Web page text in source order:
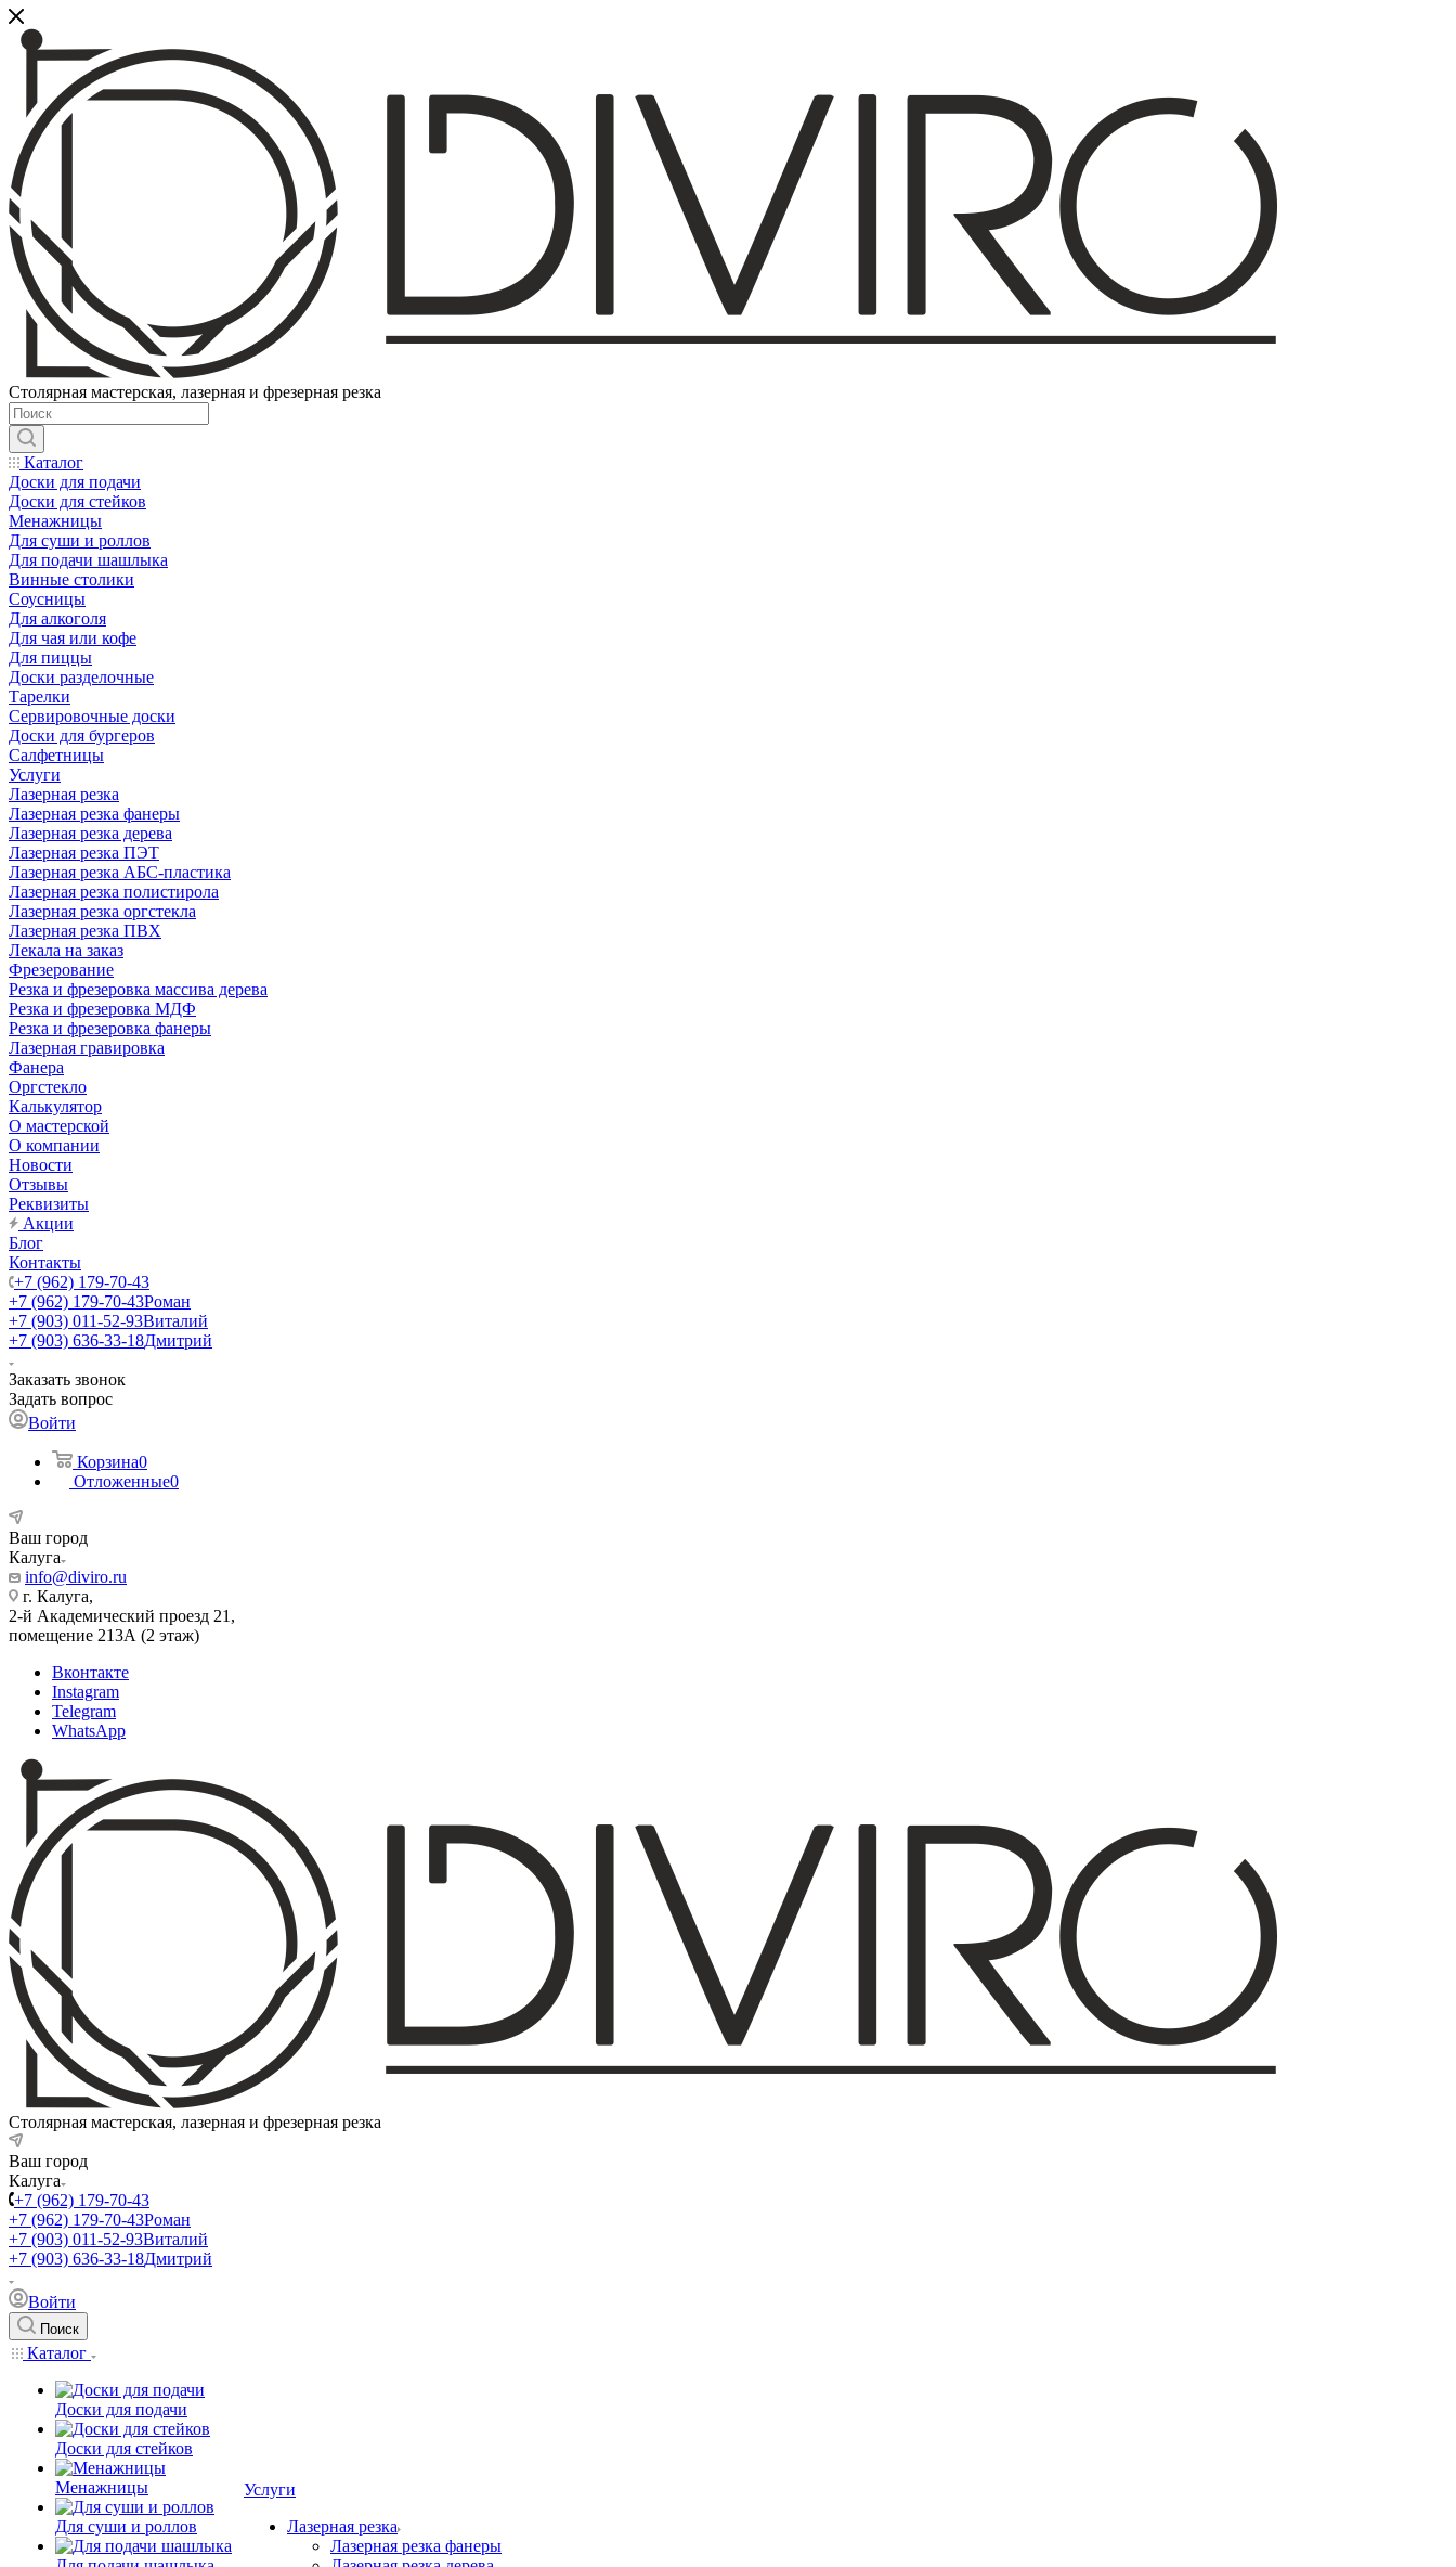
Столярная мастерская, лазерная и фрезерная резка
Каталог
Доски для подачи
Доски для стейков
Менажницы
Для суши и роллов
Для подачи шашлыка
Винные столики
Соусницы
Для алкоголя
Для чая или кофе
Для пиццы
Доски разделочные
Тарелки
Сервировочные доски
Доски для бургеров
Салфетницы
Услуги
Лазерная резка
Лазерная резка фанеры
Лазерная резка дерева
Лазерная резка ПЭТ
Лазерная резка АБС-пластика
Лазерная резка полистирола
Лазерная резка оргстекла
Лазерная резка ПВХ
Лекала на заказ
Фрезерование
Резка и фрезеровка массива дерева
Резка и фрезеровка МДФ
Резка и фрезеровка фанеры
Лазерная гравировка
Фанера
Орг­стек­ло
Калькулятор
О мастерской
О компании
Новости
Отзывы
Реквизиты
Акции
Блог
Контакты
+7 (962) 179-70-43
+7 (962) 179-70-43Роман
+7 (903) 011-52-93Виталий
+7 (903) 636-33-18Дмитрий
Заказать звонок
Задать вопрос
Войти
Корзина0
Отложенные0
Ваш город
Калуга
info@diviro.ru
г. Калуга,
2-й Академический проезд 21,
помещение 213А (2 этаж)
Вконтакте
Instagram
Telegram
WhatsApp
Столярная мастерская, лазерная и фрезерная резка
Ваш город
Калуга
+7 (962) 179-70-43
+7 (962) 179-70-43Роман
+7 (903) 011-52-93Виталий
+7 (903) 636-33-18Дмитрий
Войти
Поиск
Каталог
Доски для подачи
Доски для стейков
Менажницы
Для суши и роллов
Услуги
Лазерная резка
Лазерная резка фанеры